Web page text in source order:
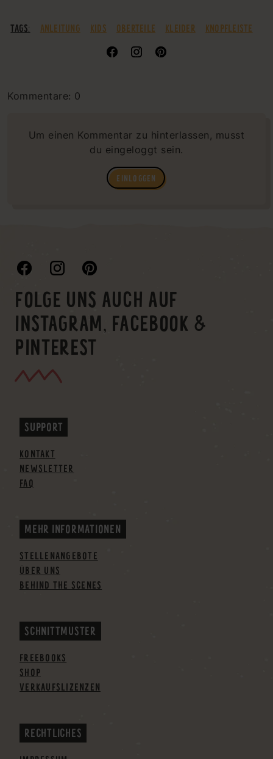
TAGS: ANLEITUNG KIDS OBERTEILE KLEIDER KNOPFLEISTE
Kommentare: 0
Um einen Kommentar zu hinterlassen, musst
du eingeloggt sein.
EINLOGGEN
FOLGE UNS AUCH AUF
INSTAGRAM, FACEBOOK &
PINTEREST
SUPPORT
KONTAKT
NEWSLETTER
FAQ
MEHR INFORMATIONEN
STELLENANGEBOTE
ÜBER UNS
BEHIND THE SCENES
SCHNITTMUSTER
FREEBOOKS
SHOP
VERKAUFSLIZENZEN
RECHTLICHES